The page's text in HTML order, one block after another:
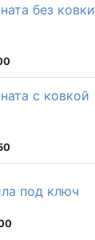
без ковки
с ковкой
под ключ